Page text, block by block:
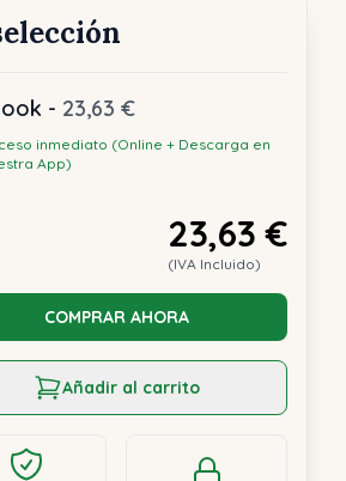
- 23,63 €
inmediato (Online + Descarga en
App)
23,63 €
(IVA Incluido)
COMPRAR AHORA
Añadir al carrito